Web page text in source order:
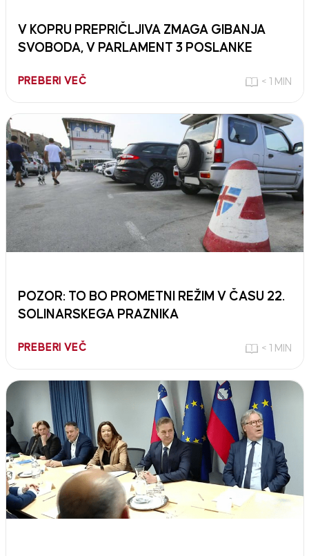
V KOPRU PREPRIČLJIVA ZMAGA GIBANJA
SVOBODA, V PARLAMENT 3 POSLANKE
PREBERI VEČ < 1 MIN
POZOR: TO BO PROMETNI REŽIM V ČASU 22.
SOLINARSKEGA PRAZNIKA
PREBERI VEČ < 1 MIN